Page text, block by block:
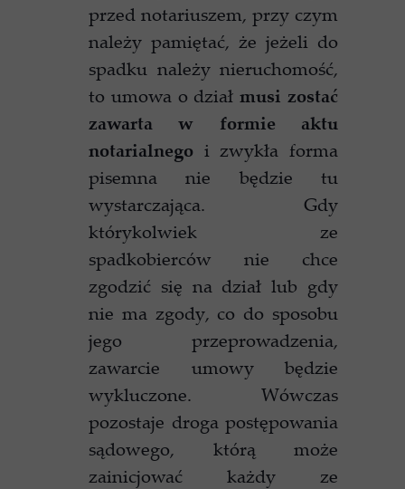
przed notariuszem, przy czym
należy pamiętać, że jeżeli do
spadku należy nieruchomość,
to umowa o działmusi zostać
zawarta w formie aktu
notarialnego i zwykła forma
pisemna nie będzie tu
wystarczająca. Gdy
którykolwiek ze
spadkobierców nie chce
zgodzić się na dział lub gdy
nie ma zgody, co do sposobu
jego przeprowadzenia,
zawarcie umowy będzie
wykluczone. Wówczas
pozostaje droga postępowania
sądowego, którą może
zainicjować każdy ze